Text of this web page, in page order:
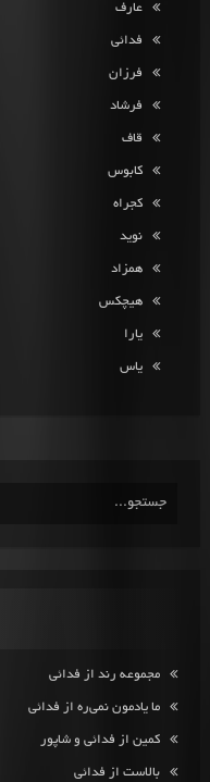
عارف
فدائی
فرزان
فرشاد
قاف
کابوس
کجراه
نوید
همزاد
هیچکس
یارا
یاس
مجموعه رند از فدائی
ما یادمون نمی‌ره از فدائی
کمین از فدائی و شاپور
بالاست از فدائی